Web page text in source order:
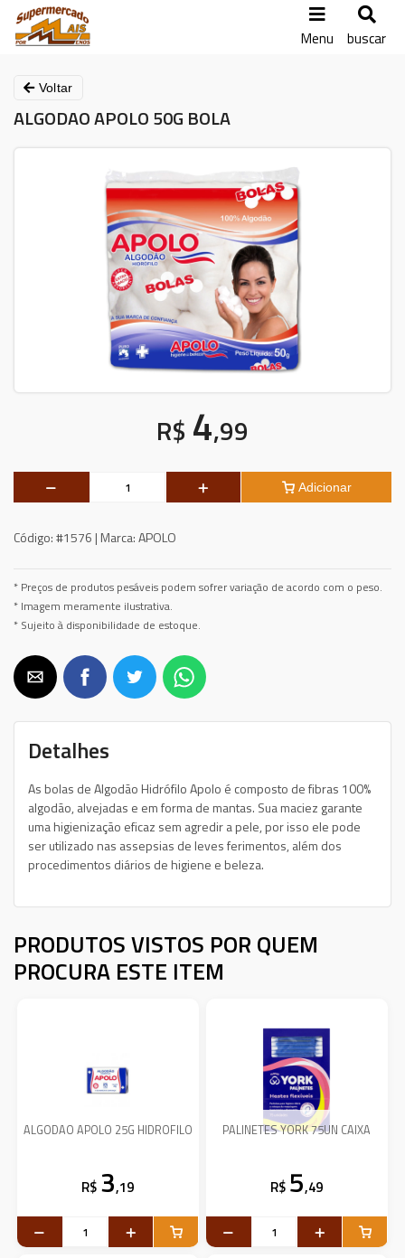
Menu buscar
Voltar
ALGODAO APOLO 50G BOLA
R$ 4,99
Adicionar
Código:#1576 | Marca:APOLO
* Preços de produtos pesáveis podem sofrer variação de acordo com o peso.
* Imagem meramente ilustrativa.
* Sujeito à disponibilidade de estoque.
Detalhes
As bolas de Algodão Hidrófilo Apolo é composto de fibras 100%
algodão, alvejadas e em forma de mantas. Sua maciez garante
uma higienização eficaz sem agredir a pele, por isso ele pode
ser utilizado nas assepsias de leves ferimentos, além dos
procedimentos diários de higiene e beleza.
PRODUTOS VISTOS POR QUEM
PROCURA ESTE ITEM
ALGODAO APOLO 25G HIDROFILO
R$ 3,19
PALINETES YORK 75UN CAIXA
R$ 5,49